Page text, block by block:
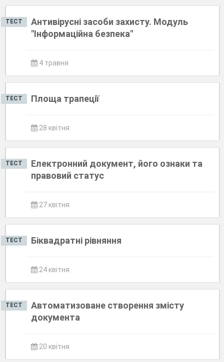
ТЕСТ
Антивірусні засоби захисту. Модуль
"Інформаційна безпека"
4 травня
ТЕСТ Площа трапеції
28 квітня
ТЕСТ
Електронний документ, його ознаки та
правовий статус
27 квітня
ТЕСТ Біквадратні рівняння
24 квітня
ТЕСТ
Автоматизоване створення змісту
документа
20 квітня